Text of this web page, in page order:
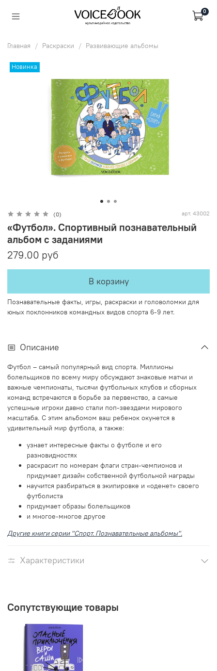
0
Главная Раскраски Развивающие альбомы
Новинка
(0) арт. 43002
«Футбол». Спортивный познавательный
альбом с заданиями
279.00 руб
В корзину
Познавательные факты, игры, раскраски и головоломки для
юных поклонников командных видов спорта 6-9 лет.
Описание
Футбол – самый популярный вид спорта. Миллионы
болельщиков по всему миру обсуждают знаковые матчи и
важные чемпионаты, тысячи футбольных клубов и сборных
команд встречаются в борьбе за первенство, а самые
успешные игроки давно стали поп-звездами мирового
масштаба. С этим альбомом ваш ребенок окунется в
удивительный мир футбола, а также:
узнает интересные факты о футболе и его
разновидностях
раскрасит по номерам флаги стран-чемпионов и
придумает дизайн собственной футбольной награды
научится разбираться в экипировке и «оденет» своего
футболиста
придумает образы болельщиков
и многое-многое другое
Другие книги серии "Спорт. Познавательные альбомы".
Характеристики
Сопутствующие товары